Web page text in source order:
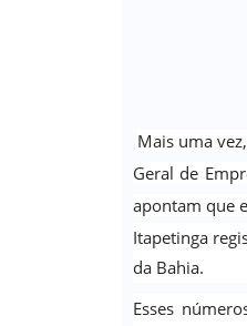
Mais uma
Geral de
apontam que
Itapetinga
da Bahia.
Esses